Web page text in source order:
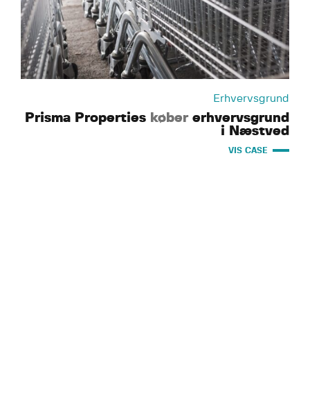
Erhvervsgrund
Prisma Properties købererhvervsgrund
i Næstved
VIS CASE